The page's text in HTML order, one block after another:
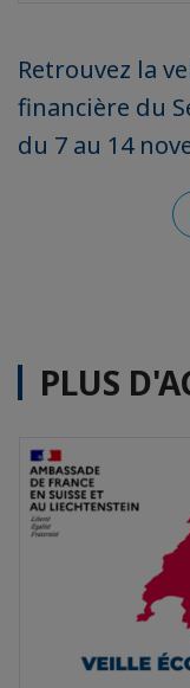
Retrouvez la
financière du
du 7 au 14
PLUS